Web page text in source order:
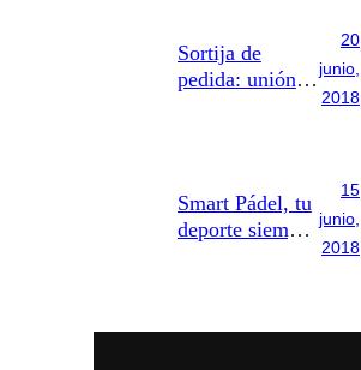
Sortija de
pedida: unión y
20
junio,
2018
Smart Pádel, tu
deporte siempre
15
junio,
2018